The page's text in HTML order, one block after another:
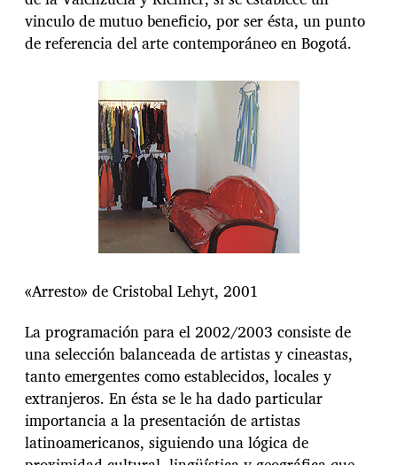
vinculo de mutuo beneficio, por ser ésta, un punto
de referencia del arte contemporáneo en Bogotá.
«Arresto» de Cristobal Lehyt, 2001
La programación para el 2002/2003 consiste de
una selección balanceada de artistas y cineastas,
tanto emergentes como establecidos, locales y
extranjeros. En ésta se le ha dado particular
importancia a la presentación de artistas
latinoamericanos, siguiendo una lógica de